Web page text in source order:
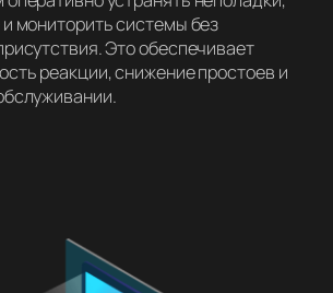
мониторить системы без
Это обеспечивает
реакции, снижение простоев и